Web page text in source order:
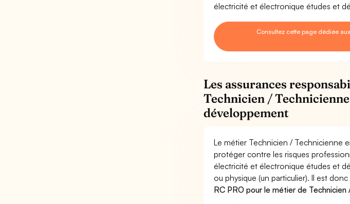
électricité et électronique études et
Consultez cette page dédiée
Les assurances
Technicien /
développement
Le métier Technicien / Technicienne
protéger contre les risques
électricité et électronique études et
ou physique (un particulier). Il est
RC PRO pour le métier de